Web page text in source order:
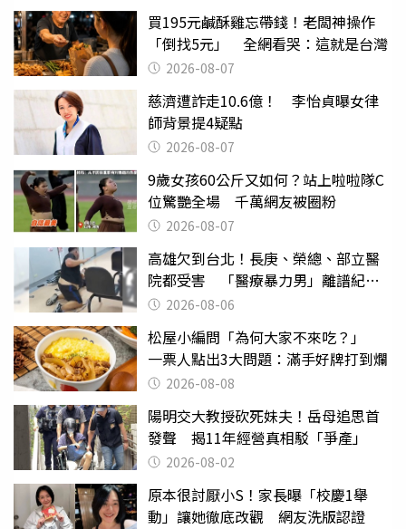
買195元鹹酥雞忘帶錢！老闆神操作
「倒找5元」 全網看哭：這就是台灣
2026-08-07
慈濟遭詐走10.6億！ 李怡貞曝女律
師背景提4疑點
2026-08-07
9歲女孩60公斤又如何？站上啦啦隊C
位驚艷全場 千萬網友被圈粉
2026-08-07
高雄欠到台北！長庚、榮總、部立醫
院都受害 「醫療暴力男」離譜紀錄
曝光2026-08-06
松屋小編問「為何大家不來吃？」
一票人點出3大問題：滿手好牌打到爛
2026-08-08
陽明交大教授砍死妹夫！岳母追思首
發聲 揭11年經營真相駁「爭產」
2026-08-02
原本很討厭小S！家長曝「校慶1舉
動」讓她徹底改觀 網友洗版認證